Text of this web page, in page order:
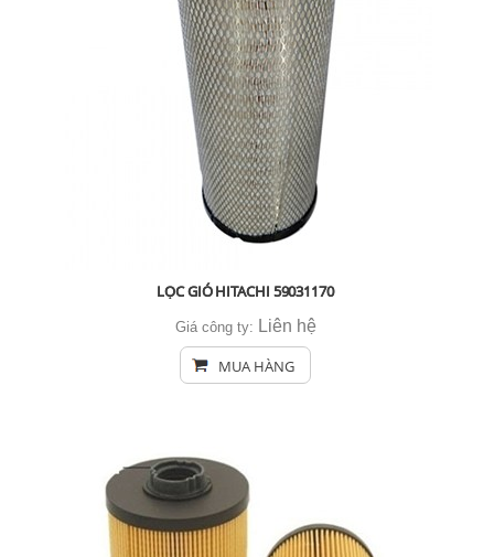
LỌC GIÓ HITACHI 59031170
Giá công ty: Liên hệ
MUA HÀNG